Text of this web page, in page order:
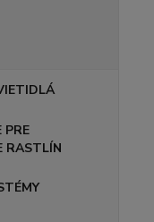
PRE
RASTLÍN